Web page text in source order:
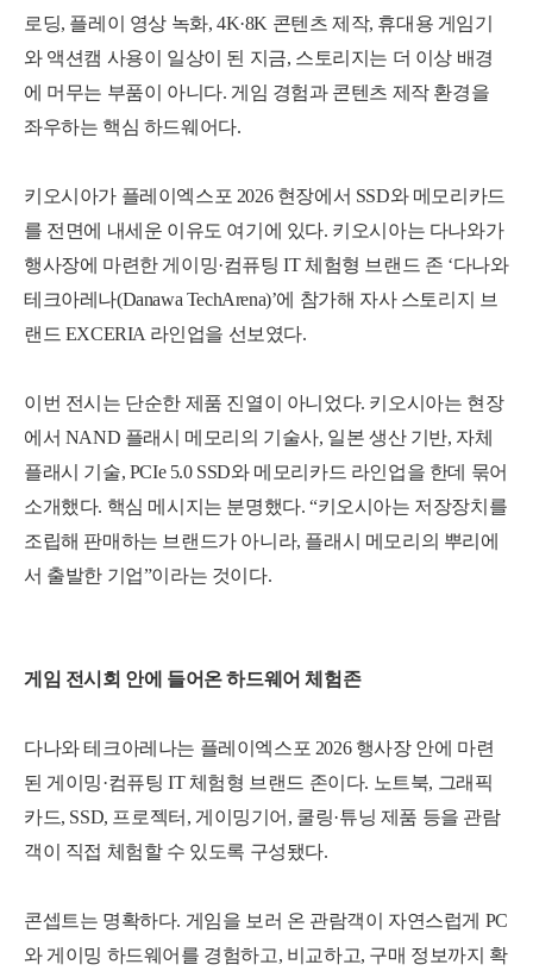
로딩, 플레이 영상 녹화, 4K·8K 콘텐츠 제작, 휴대용 게임기
와 액션캠 사용이 일상이 된 지금, 스토리지는 더 이상 배경
에 머무는 부품이 아니다. 게임 경험과 콘텐츠 제작 환경을
좌우하는 핵심 하드웨어다.
키오시아가 플레이엑스포 2026 현장에서 SSD와 메모리카드
를 전면에 내세운 이유도 여기에 있다. 키오시아는 다나와가
행사장에 마련한 게이밍·컴퓨팅 IT 체험형 브랜드 존 ‘다나와
테크아레나(Danawa TechArena)’에 참가해 자사 스토리지 브
랜드 EXCERIA 라인업을 선보였다.
이번 전시는 단순한 제품 진열이 아니었다. 키오시아는 현장
에서 NAND 플래시 메모리의 기술사, 일본 생산 기반, 자체
플래시 기술, PCIe 5.0 SSD와 메모리카드 라인업을 한데 묶어
소개했다. 핵심 메시지는 분명했다. “키오시아는 저장장치를
조립해 판매하는 브랜드가 아니라, 플래시 메모리의 뿌리에
서 출발한 기업”이라는 것이다.
게임 전시회 안에 들어온 하드웨어 체험존
다나와 테크아레나는 플레이엑스포 2026 행사장 안에 마련
된 게이밍·컴퓨팅 IT 체험형 브랜드 존이다. 노트북, 그래픽
카드, SSD, 프로젝터, 게이밍기어, 쿨링·튜닝 제품 등을 관람
객이 직접 체험할 수 있도록 구성됐다.
콘셉트는 명확하다. 게임을 보러 온 관람객이 자연스럽게 PC
와 게이밍 하드웨어를 경험하고, 비교하고, 구매 정보까지 확